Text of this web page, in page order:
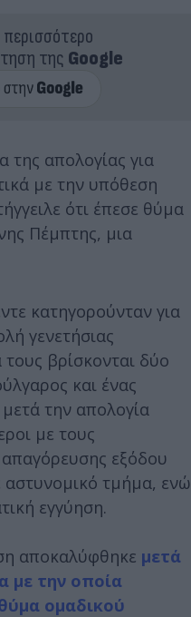
περισσότερο
της Google
της απολογίας για
με την υπόθεση
ότι έπεσε θύμα
Πέμπτης, μια
κατηγορούνταν για
γενετήσιας
βρίσκονται δύο
και ένας
την απολογία
με τους
απαγόρευσης εξόδου
τμήμα, ενώ
εγγύηση.
αποκαλύφθηκε μετά
με την οποία
ομαδικού